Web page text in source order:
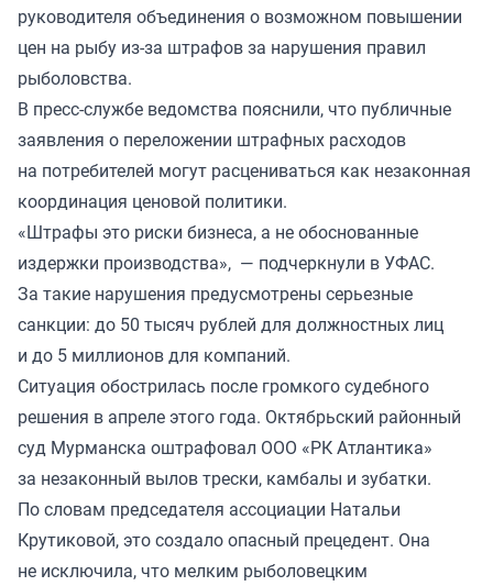
руководителя объединения о возможном повышении
цен на рыбу из-за штрафов за нарушения правил
рыболовства.
В пресс-службе ведомства пояснили, что публичные
заявления о переложении штрафных расходов
на потребителей могут расцениваться как незаконная
координация ценовой политики.
«Штрафы это риски бизнеса, а не обоснованные
издержки производства», — подчеркнули в УФАС.
За такие нарушения предусмотрены серьезные
санкции: до 50 тысяч рублей для должностных лиц
и до 5 миллионов для компаний.
Ситуация обострилась после громкого судебного
решения в апреле этого года. Октябрьский районный
суд Мурманска оштрафовал ООО «РК Атлантика»
за незаконный вылов трески, камбалы и зубатки.
По словам председателя ассоциации Натальи
Крутиковой, это создало опасный прецедент. Она
не исключила, что мелким рыболовецким